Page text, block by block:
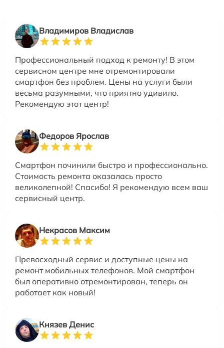
Владимиров Владислав
Профессиональный подход к ремонту! В этом
сервисном центре мне отремонтировали
смартфон без проблем. Цены на услуги были
весьма разумными, что приятно удивило.
Рекомендую этот центр!
Федоров Ярослав
Смартфон починили быстро и профессионально.
Стоимость ремонта оказалась просто
великолепной! Спасибо! Я рекомендую всем ваш
сервисный центр.
Некрасов Максим
Превосходный сервис и доступные цены на
ремонт мобильных телефонов. Мой смартфон
был оперативно отремонтирован, теперь он
работает как новый!
Князев Денис